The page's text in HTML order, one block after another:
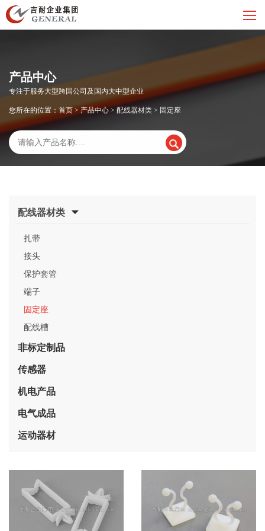
产品中心
专注于服务大型跨国公司及国内大中型企业
您所在的位置：首页 > 产品中心 > 配线器材类 > 固定座
配线器材类
扎带
接头
保护套管
端子
固定座
配线槽
非标定制品
传感器
机电产品
电气成品
运动器材